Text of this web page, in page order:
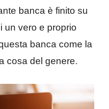
banca è finito su
un vero e proprio
banca come la
cosa del genere.